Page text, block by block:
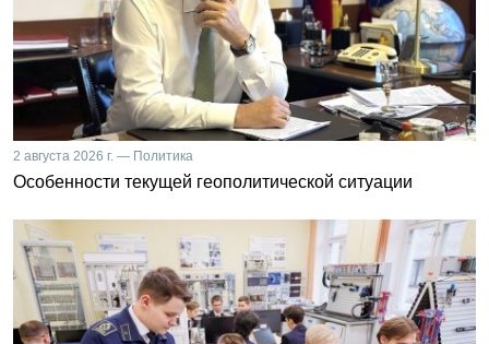
2 августа 2026 г. — Политика
Особенности текущей геополитической ситуации